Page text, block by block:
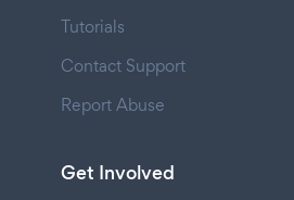
Tutorials
Contact Support
Report Abuse
Get Involved